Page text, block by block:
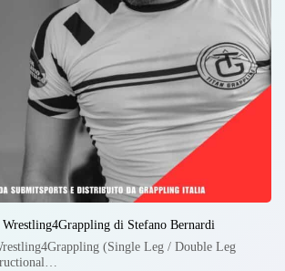
di Stefano Bernardi
(Single Leg / Double Leg